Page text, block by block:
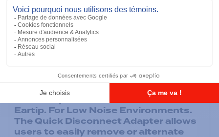
Low Noise Kit - Clear Acoustic Tube
Assembly includes 1 Clear Rubber
Eartip. For Low Noise Environments.
The Quick Disconnect Adapter allows
users to easily remove or alternate